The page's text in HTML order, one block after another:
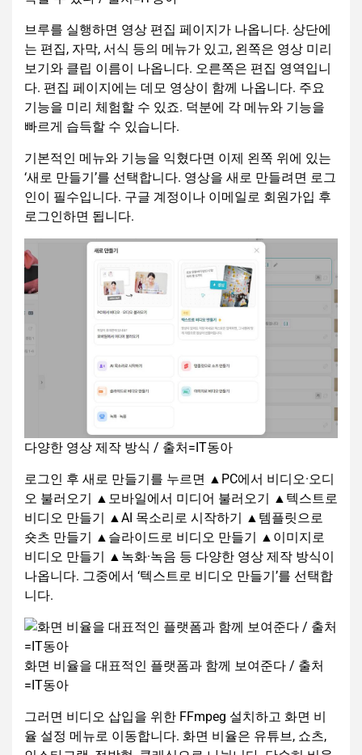
브루를 실행하면 영상 편집 페이지가 나옵니다. 상단에
는 편집, 자막, 서식 등의 메뉴가 있고, 왼쪽은 영상 미리
보기와 클립 이름이 나옵니다. 오른쪽은 편집 영역입니
다. 편집 페이지에는 데모 영상이 함께 나옵니다. 주요
기능을 미리 체험할 수 있죠. 덕분에 각 메뉴와 기능을
빠르게 습득할 수 있습니다.
기본적인 메뉴와 기능을 익혔다면 이제 왼쪽 위에 있는
‘새로 만들기’를 선택합니다. 영상을 새로 만들려면 로그
인이 필수입니다. 구글 계정이나 이메일로 회원가입 후
로그인하면 됩니다.
다양한 영상 제작 방식 / 출처=IT동아
로그인 후 새로 만들기를 누르면 ▲PC에서 비디오·오디
오 불러오기 ▲모바일에서 미디어 불러오기 ▲텍스트로
비디오 만들기 ▲AI 목소리로 시작하기 ▲템플릿으로
숏츠 만들기 ▲슬라이드로 비디오 만들기 ▲이미지로
비디오 만들기 ▲녹화·녹음 등 다양한 영상 제작 방식이
나옵니다. 그중에서 ‘텍스트로 비디오 만들기’를 선택합
니다.
화면 비율을 대표적인 플랫폼과 함께 보여준다 / 출처
=IT동아
그러면 비디오 삽입을 위한 FFmpeg 설치하고 화면 비
율 설정 메뉴로 이동합니다. 화면 비율은 유튜브, 쇼츠,